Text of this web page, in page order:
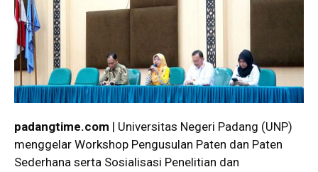
padangtime.com | Universitas Negeri Padang (UNP)
menggelar Workshop Pengusulan Paten dan Paten
Sederhana serta Sosialisasi Penelitian dan